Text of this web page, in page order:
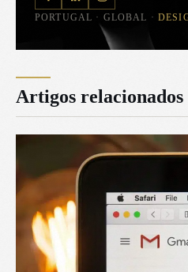
PORTUGAL · GLOBAL ·
Artigos relacionados